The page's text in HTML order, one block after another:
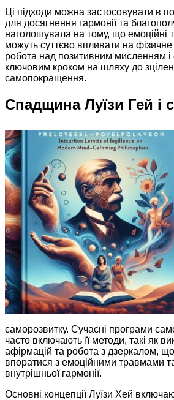
Ці підходи можна застосовувати в
для досягнення гармонії та
наголошувала на тому, що емоційні
можуть суттєво впливати на
робота над позитивним мисленням і
ключовим кроком на шляху до
самопокращення.
Спадщина Луїзи Гей і
саморозвитку. Сучасні програми
часто включають її методи, такі як
афірмацій та робота з дзеркалом,
впоратися з емоційними травмами
внутрішньої гармонії.
Основні концепції Луїзи Хей